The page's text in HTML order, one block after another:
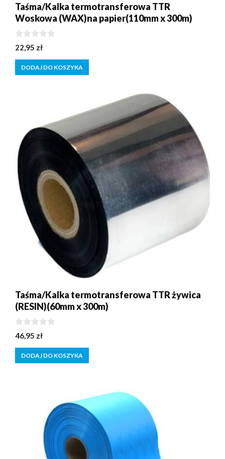
Taśma/Kalka termotransferowa TTR
Woskowa (WAX)na papier(110mm x 300m)
0
z
5
22,95 zł
DODAJ DO KOSZYKA
Taśma/Kalka termotransferowa TTR żywica
(RESIN)(60mm x 300m)
0
z
5
46,95 zł
DODAJ DO KOSZYKA